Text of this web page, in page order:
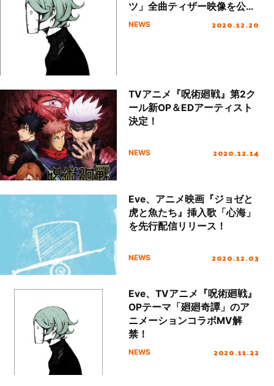
ツ」全曲ティザー映像を公
開！
NEWS 2020.12.20
TVアニメ『呪術廻戦』第2ク
ール新OP＆EDアーティスト
決定！
NEWS 2020.12.14
Eve、アニメ映画『ジョゼと
虎と魚たち』挿入歌「心海」
を先行配信リリース！
NEWS 2020.12.03
Eve、TVアニメ『呪術廻戦』
OPテーマ「廻廻奇譚」のア
ニメーションコラボMV解
禁！
NEWS 2020.11.22